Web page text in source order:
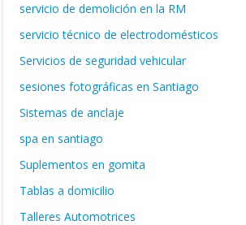
servicio de demolición en la RM
servicio técnico de electrodomésticos
Servicios de seguridad vehicular
sesiones fotográficas en Santiago
Sistemas de anclaje
spa en santiago
Suplementos en gomita
Tablas a domicilio
Talleres Automotrices